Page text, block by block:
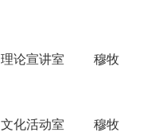
理论宣讲室 穆牧
文化活动室 穆牧